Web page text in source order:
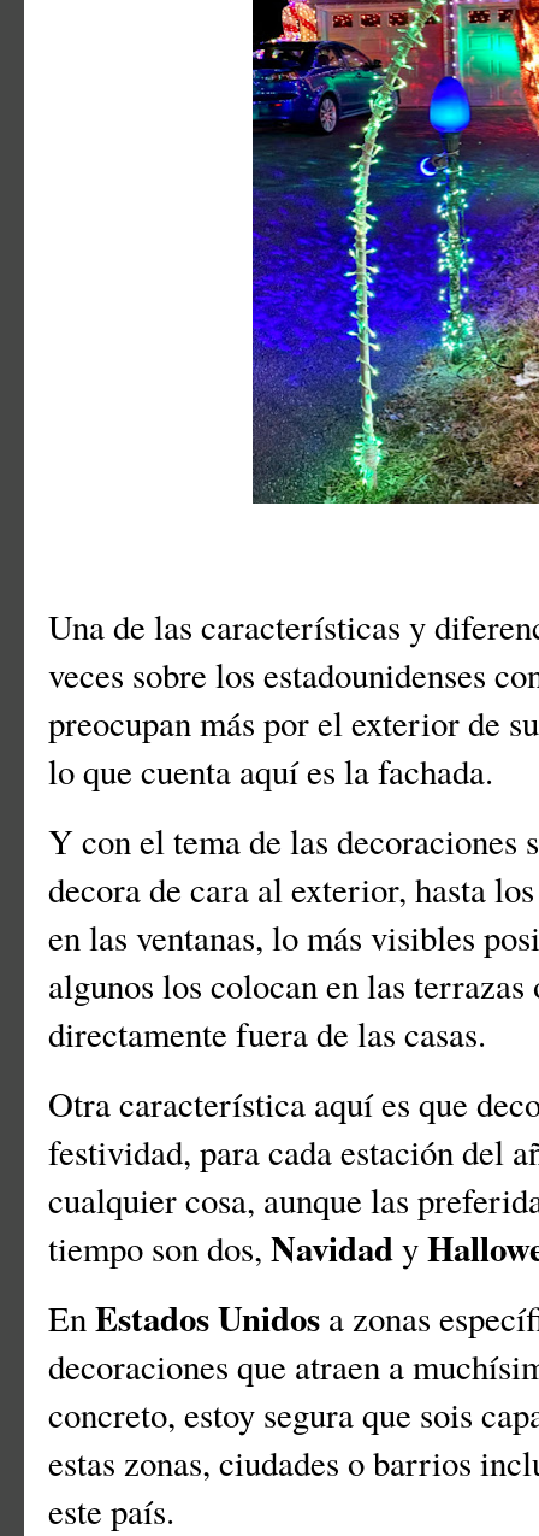
Una de las características y
veces sobre los estadounidenses
preocupan más por el exterior de
lo que cuenta aquí es la fachada.
Y con el tema de las decoraciones
decora de cara al exterior, hasta
en las ventanas, lo más visibles
algunos los colocan en las terrazas
directamente fuera de las casas.
Otra característica aquí es que
festividad, para cada estación del
cualquier cosa, aunque las
tiempo son dos, Navidady
EnEstados Unidos a zonas
decoraciones que atraen a
concreto, estoy segura que sois
estas zonas, ciudades o barrios
este país.